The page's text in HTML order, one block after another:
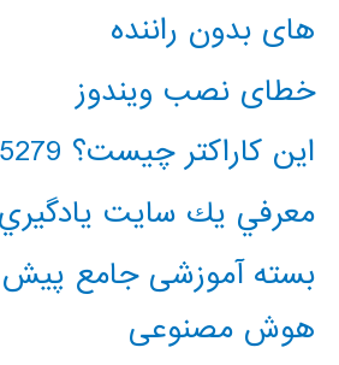
های بدون راننده
خطای نصب ویندوز
این کاراکتر چیست؟ 65279
معرفي يك سايت
بسته آموزشی جامع پیش
هوش مصنوعی